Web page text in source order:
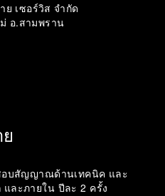
เซอร์วิส จำกัด
อ.สามพราน
อบสัญญาณด้านเทคนิค และ
ละภายใน ปีละ 2 ครั้ง